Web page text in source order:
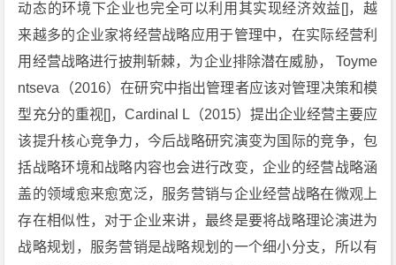
动态的环境下企业也完全可以利用其实现经济效益[]，越
来越多的企业家将经营战略应用于管理中，在实际经营利
用经营战略进行披荆斩棘，为企业排除潜在威胁， Toyme
ntseva（2016）在研究中指出管理者应该对管理决策和模
型充分的重视[]，Cardinal L（2015）提出企业经营主要应
该提升核心竞争力，今后战略研究演变为国际的竞争，包
括战略环境和战略内容也会进行改变，企业的经营战略涵
盖的领域愈来愈宽泛，服务营销与企业经营战略在微观上
存在相似性，对于企业来讲，最终是要将战略理论演进为
战略规划，服务营销是战略规划的一个细小分支，所以有